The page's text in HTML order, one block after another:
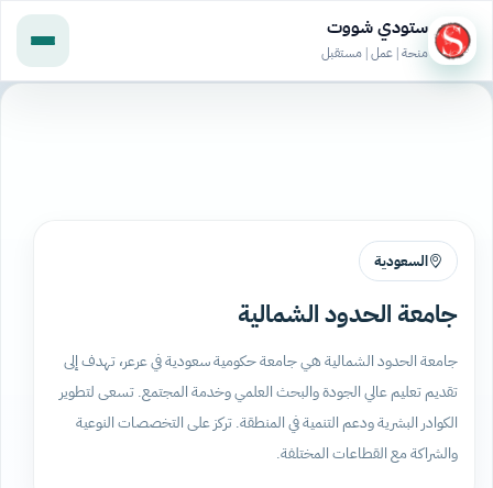
ستودي شووت
منحة | عمل | مستقبل
السعودية
جامعة الحدود الشمالية
جامعة الحدود الشمالية هي جامعة حكومية سعودية في عرعر، تهدف إلى
تقديم تعليم عالي الجودة والبحث العلمي وخدمة المجتمع. تسعى لتطوير
الكوادر البشرية ودعم التنمية في المنطقة. تركز على التخصصات النوعية
والشراكة مع القطاعات المختلفة.